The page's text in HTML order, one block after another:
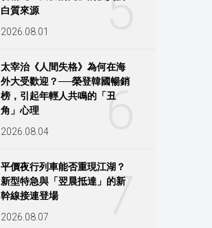
白質來源
2026.08.01
6
太宰治《人間失格》為何在海
外大受歡迎？──榮登韓國暢銷
榜，引起年輕人共鳴的「丑
角」心理
2026.08.04
7
平價夜行列車能否重現江湖？
新型特急與「翌晨抵達」的新
幹線接連登場
2026.08.07